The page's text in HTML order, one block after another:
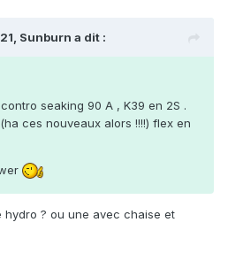
Sunburn a dit :
seaking 90 A , K39 en 2S .
ces nouveaux alors !!!!) flex en
hydro ? ou une avec chaise et